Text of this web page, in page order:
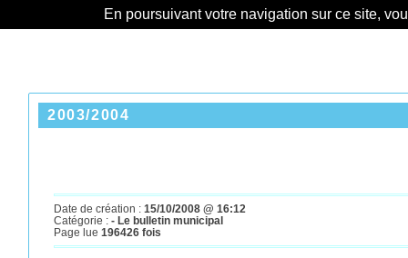
En poursuivant votre navigation sur ce site,
2003/2004
Date de création : 15/10/2008 @ 16:12
Catégorie : - Le bulletin municipal
Page lue 196426 fois